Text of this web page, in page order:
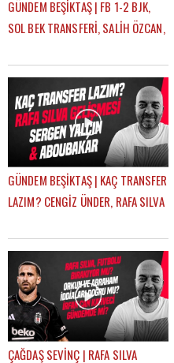
GÜNDEM BEŞİKTAŞ | FB 1-2 BJK,
SOL BEK TRANSFERİ, SALİH ÖZCAN,
SEVİNÇ
GÜNDEM BEŞİKTAŞ | KAÇ TRANSFER
LAZIM? CENGİZ ÜNDER, RAFA SILVA
SEVİNÇ
ÇAĞDAŞ SEVİNÇ | RAFA SILVA